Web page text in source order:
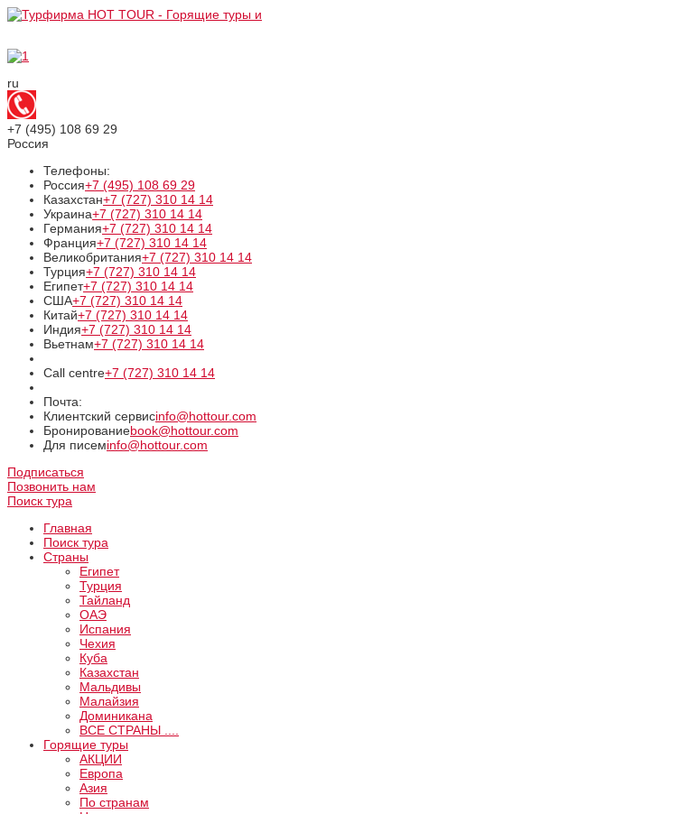
ru
+7 (495) 108 69 29
Россия
Телефоны:
Россия+7 (495) 108 69 29
Казахстан+7 (727) 310 14 14
Украина+7 (727) 310 14 14
Германия+7 (727) 310 14 14
Франция+7 (727) 310 14 14
Великобритания+7 (727) 310 14 14
Турция+7 (727) 310 14 14
Египет+7 (727) 310 14 14
США+7 (727) 310 14 14
Китай+7 (727) 310 14 14
Индия+7 (727) 310 14 14
Вьетнам+7 (727) 310 14 14
Call centre+7 (727) 310 14 14
Почта:
Клиентский сервисinfo@hottour.com
Бронированиеbook@hottour.com
Для писемinfo@hottour.com
Подписаться
Позвонить нам
Поиск тура
Главная
Поиск тура
Страны
Египет
Турция
Тайланд
ОАЭ
Испания
Чехия
Куба
Казахстан
Мальдивы
Малайзия
Доминикана
ВCE СТРАНЫ ....
Горящие туры
АКЦИИ
Европа
Азия
По странам